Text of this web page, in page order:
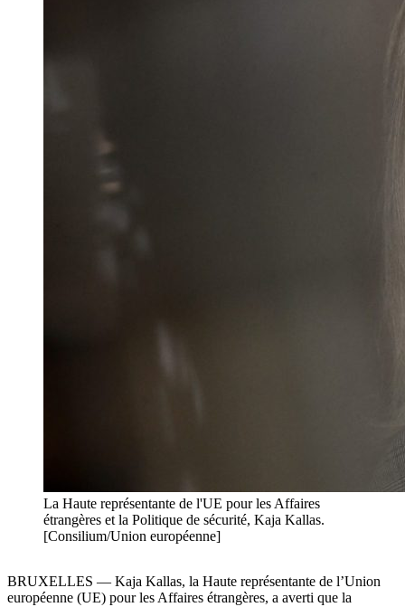
La Haute représentante de l'UE pour les Affaires
étrangères et la Politique de sécurité, Kaja Kallas.
[Consilium/Union européenne]
BRUXELLES — Kaja Kallas, la Haute représentante de l’Union
européenne (UE) pour les Affaires étrangères, a averti que la